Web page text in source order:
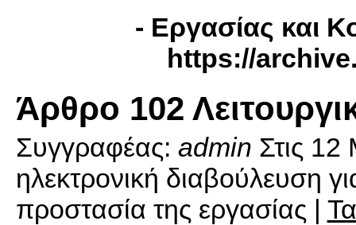
- Εργασίας και
https://
Άρθρο 102
Συγγραφέας: admin Στις 12
ηλεκτρονική διαβούλευση
προστασία της εργασίας |